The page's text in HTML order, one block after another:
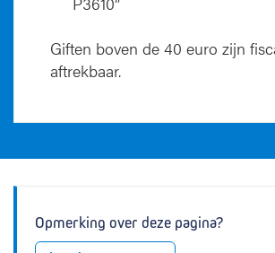
Giften boven de 40 euro zijn
aftrekbaar.
Opmerking over deze pagina?